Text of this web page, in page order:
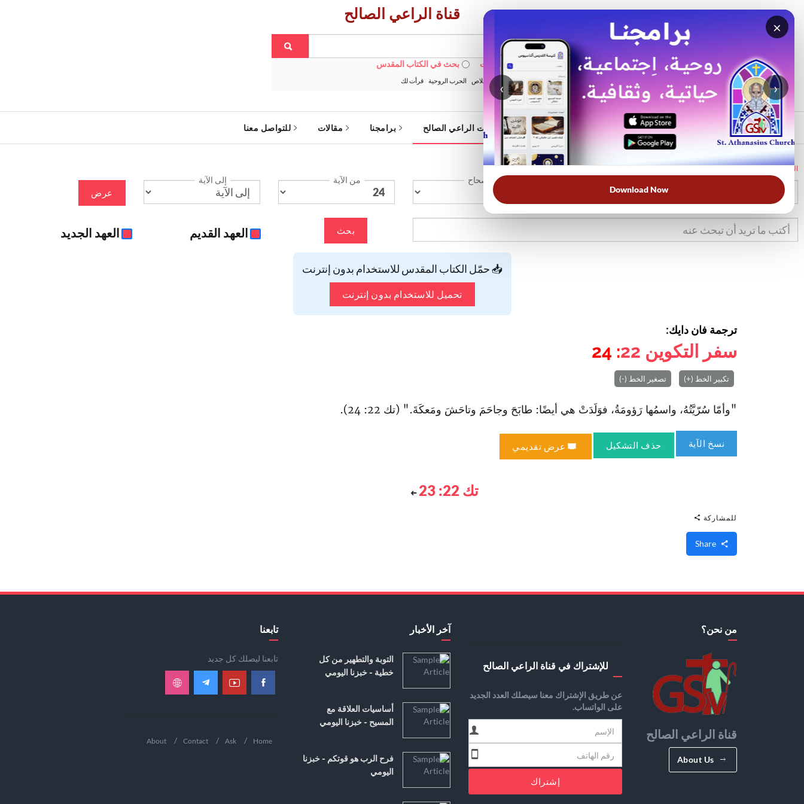
×
‹ ›
Download Now
قناة الراعي الصالح
بحث في الويبسايت بحث في الكتاب المقدس
الأكثر بحثًا: خبزنا اليومي الخلاص الحرب الروحية قرأت لك
الرئيسية خدمات الراعي الصالح برامجنا مقالات للتواصل معنا
الرئيسية
الإصحاح من الآية إلى الآية
عرض
بحث العهد القديم العهد الجديد
📥 حمّل الكتاب المقدس للاستخدام بدون إنترنت
تحميل للاستخدام بدون إنترنت
ترجمة فان دايك:
سفر التكوين 22
: 24
تكبير الخط (+) تصغير الخط (-)
"وأمّا سُرّيَّتُهُ، واسمُها رَؤومَةُ، فوَلَدَتْ هي أيضًا: طابَحَ وجاحَمَ وتاحَشَ ومَعكَةَ." (تك 22: 24).
نسخ الآية حذف التشكيل عرض تقديمي
تك 22: 23
للمشاركة
من نحن؟
قناة الراعي الصالح
About Us
للإشتراك في قناة الراعي الصالح
عن طريق الإشتراك معنا سيصلك العدد الجديد
على الواتساب.
إشتراك
آخر الأخبار
التوبة والتطهير من كل
خطية - خبزنا اليومي
أساسيات العلاقة مع
المسيح - خبزنا اليومي
فرح الرب هو قوتكم - خبزنا
اليومي
تابعنا
تابعنا ليصلك كل جديد
Home
Ask
Contact
About